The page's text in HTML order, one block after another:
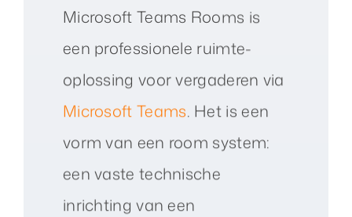
Microsoft Teams Rooms is
een professionele ruimte-
oplossing voor vergaderen via
Microsoft Teams. Het is een
vorm van een room system:
een vaste technische
inrichting van een